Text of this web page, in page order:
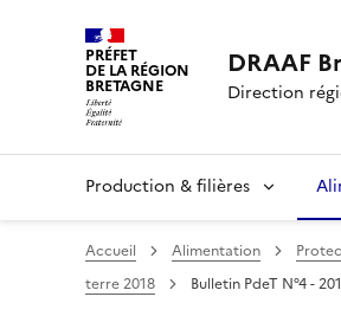
PRÉFET
DE LA RÉGION
BRETAGNE
DRAAF
Direction
Production & filières
Accueil Alimentation
terre 2018
Bulletin PdeT N°4 -